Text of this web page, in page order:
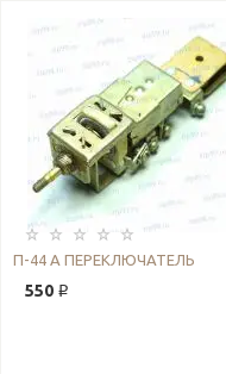
П-44 А ПЕРЕКЛЮЧАТЕЛЬ
550 ₽